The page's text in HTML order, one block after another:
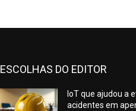
ESCOLHAS DO EDITOR
IoT que ajudou a
acidentes em